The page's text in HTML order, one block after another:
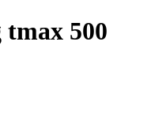
tmax 500